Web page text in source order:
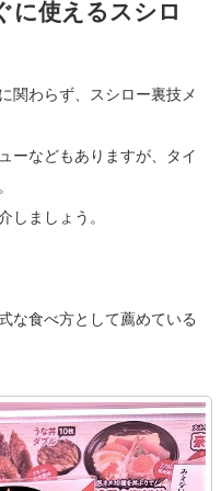
に使えるスシロ
関わらず、スシロー裏技メ
ーなどもありますが、タイ
しましょう。
な食べ方として薦めている